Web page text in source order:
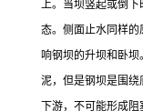
上。当坝竖起或倒
态。侧面止水同样
响钢坝的升坝和卧
泥，但是钢坝是围
下游，不可能形成阻